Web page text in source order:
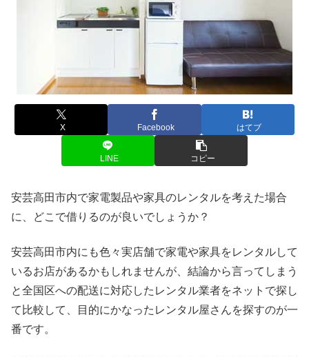
X Facebook はてブ
LINE コピー
安芸高田市内で家電製品や家具のレンタルを考えた場合
に、どこで借りるのが良いでしょうか？
安芸高田市内にも色々実店舗で家電や家具をレンタルして
いるお店があるかもしれませんが、結論から言ってしまう
と全国区への配送に対応したレンタル業者をネットで探し
て比較して、目的にかなったレンタル屋さんを探すのが一
番です。